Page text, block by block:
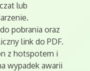
lub
pobrania oraz
link do PDF.
z hotspotem i
wypadek awarii